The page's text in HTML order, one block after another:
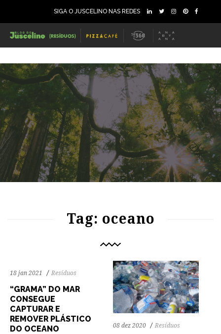
SIGA O JUSCELINO NAS REDES
Tag: oceano
18 jan 2021 Resíduos
“GRAMA” DO MAR
CONSEGUE
CAPTURAR E
REMOVER PLÁSTICO
DO OCEANO
08 dez 2020 Resíduos